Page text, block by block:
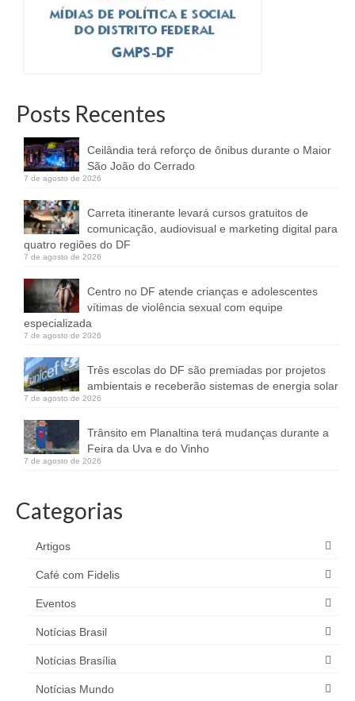
Posts Recentes
Ceilândia terá reforço de ônibus durante o Maior
São João do Cerrado
7 de agosto de 2026
Carreta itinerante levará cursos gratuitos de
comunicação, audiovisual e marketing digital para
quatro regiões do DF
7 de agosto de 2026
Centro no DF atende crianças e adolescentes
vítimas de violência sexual com equipe
especializada
7 de agosto de 2026
Três escolas do DF são premiadas por projetos
ambientais e receberão sistemas de energia solar
7 de agosto de 2026
Trânsito em Planaltina terá mudanças durante a
Feira da Uva e do Vinho
7 de agosto de 2026
Categorias
Artigos
Café com Fidelis
Eventos
Notícias Brasil
Notícias Brasília
Notícias Mundo